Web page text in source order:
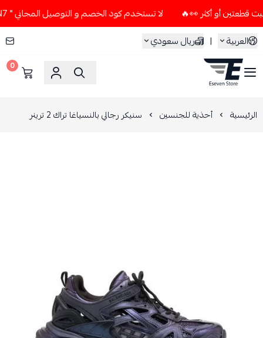
لا تستخدم كود الخصم و التوصيل المجاني " N7 " إلا إذا طلبت قطعتين أو أكثر 👀🔥
العربية
| ريال سعودي
ESEVEN STORE
0
الرئيسية أحذية للجنسين سنيكر رجالي بالنسياغا تراك 2 ترينر